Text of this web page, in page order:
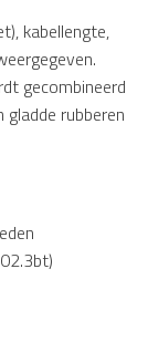
kabellengte,
gecombineerd
rubberen